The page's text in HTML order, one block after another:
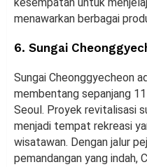
menawarkan berbagai
6. Sungai
Sungai Cheonggyecheon
membentang sepanjang
Seoul. Proyek revitalisasi
menjadi tempat rekreasi
wisatawan. Dengan jalur
pemandangan yang indah,